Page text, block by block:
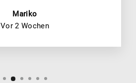
Mariko
Vor 2 Wochen